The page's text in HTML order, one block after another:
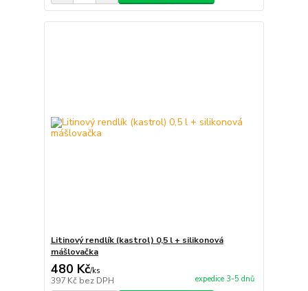
Litinový rendlík (kastrol) 0,5 l + silikonová
mášlovačka
480 Kč/ks
397 Kč bez DPH expedice 3-5 dnů